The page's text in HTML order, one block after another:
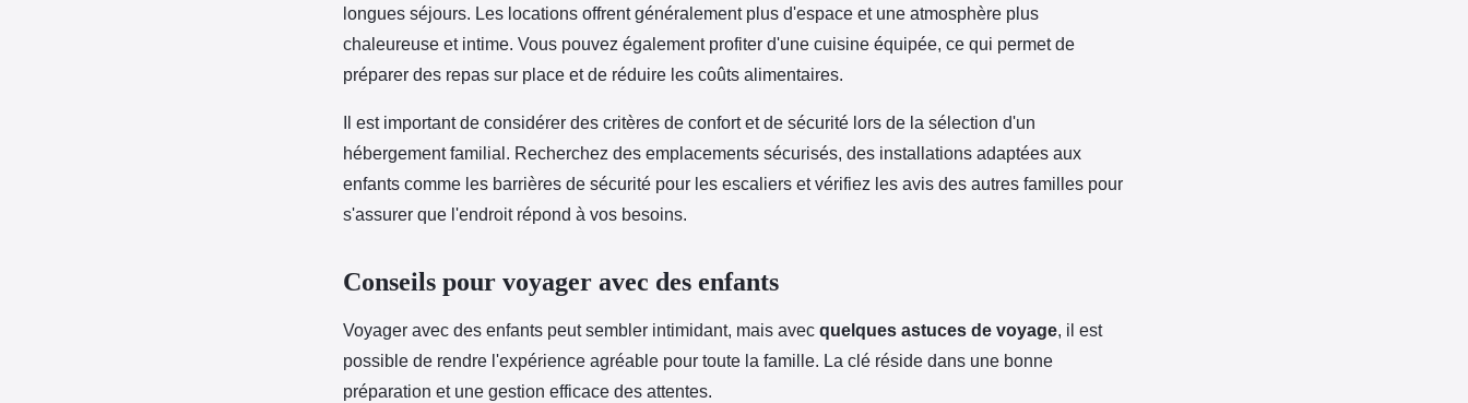
longues séjours. Les locations offrent généralement plus d'espace et une atmosphère plus
chaleureuse et intime. Vous pouvez également profiter d'une cuisine équipée, ce qui permet de
préparer des repas sur place et de réduire les coûts alimentaires.
Il est important de considérer des critères de confort et de sécurité lors de la sélection d'un
hébergement familial. Recherchez des emplacements sécurisés, des installations adaptées aux
enfants comme les barrières de sécurité pour les escaliers et vérifiez les avis des autres familles pour
s'assurer que l'endroit répond à vos besoins.
Conseils pour voyager avec des enfants
Voyager avec des enfants peut sembler intimidant, mais avec quelques astuces de voyage, il est
possible de rendre l'expérience agréable pour toute la famille. La clé réside dans une bonne
préparation et une gestion efficace des attentes.